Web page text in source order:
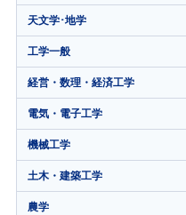
天文学･地学
工学一般
経営・数理・経済工学
電気・電子工学
機械工学
土木・建築工学
農学